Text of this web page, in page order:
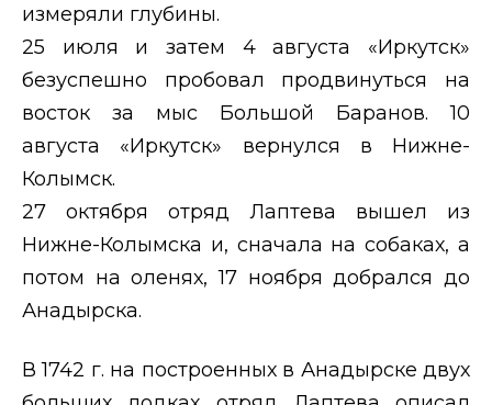
измеряли глубины.
25 июля и затем 4 августа «Иркутск»
безуспешно пробовал продвинуться на
восток за мыс Большой Баранов. 10
августа «Иркутск» вернулся в Нижне-
Колымск.
27 октября отряд Лаптева вышел из
Нижне-Колымска и, сначала на собаках, а
потом на оленях, 17 ноября добрался до
Анадырска.
В 1742 г. на построенных в Анадырске двух